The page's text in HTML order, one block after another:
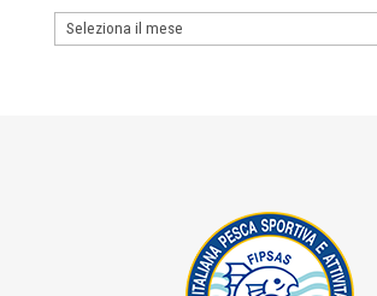
Archivio